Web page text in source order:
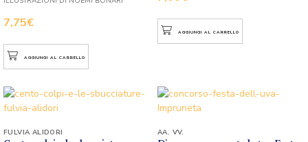
7,75€
AGGIUNGI AL CARRELLO
AGGIUNGI AL CARRELLO
FULVIA ALIDORI AA. VV.